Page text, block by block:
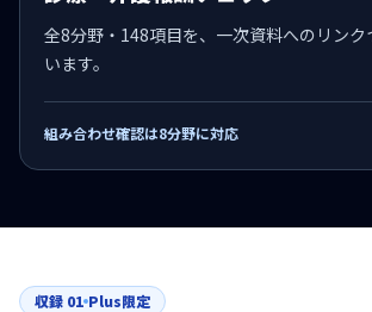
全8分野・148項目を、一次資料へのリンク
います。
組み合わせ確認は8分野に対応
収録 01 Plus限定